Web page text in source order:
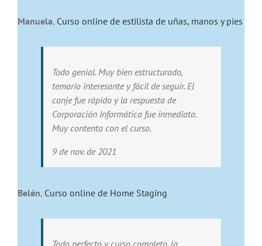
Manuela, Curso online de estilista de uñas, manos y pies
Todo genial. Muy bien estructurado,
temario interesante y fácil de seguir. El
canje fue rápido y la respuesta de
Corporación Informática fue inmediata.
Muy contenta con el curso.
9 de nov. de 2021
Belén, Curso online de Home Staging